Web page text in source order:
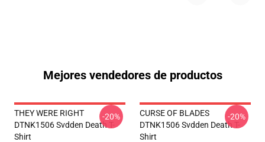
Mejores vendedores de productos
THEY WERE RIGHT
DTNK1506 Svdden Death T-
Shirt
-20%
CURSE OF BLADES
DTNK1506 Svdden Death T-
Shirt
-20%